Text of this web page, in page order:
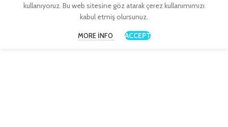
kullanıyoruz. Bu web sitesine göz atarak çerez kullanımımızı
kabul etmiş olursunuz.
MORE INFO ACCEPT